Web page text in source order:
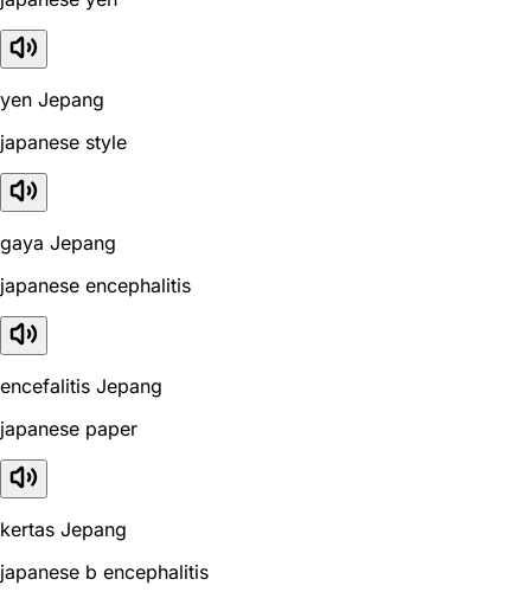
yen Jepang
japanese style
gaya Jepang
japanese encephalitis
encefalitis Jepang
japanese paper
kertas Jepang
japanese b encephalitis